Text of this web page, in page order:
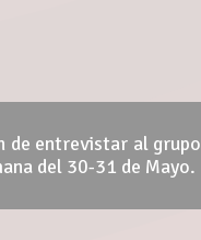
de entrevistar al grupo
del 30-31 de Mayo.